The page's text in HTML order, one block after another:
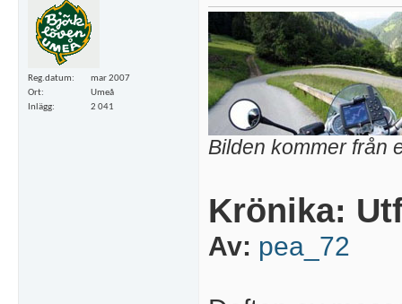
Reg.datum
mar 2007
Ort
Umeå
Inlägg
2 041
Bilden kommer från
Krönika:
Av: pea_72